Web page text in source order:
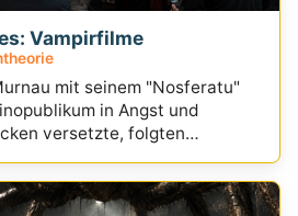
Vampirfilme
mit seinem "Nosferatu"
in Angst und
versetzte, folgten